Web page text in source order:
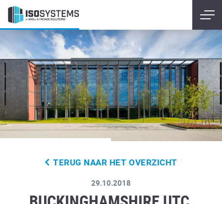
TERUG NAAR HET OVERZICHT
29.10.2018